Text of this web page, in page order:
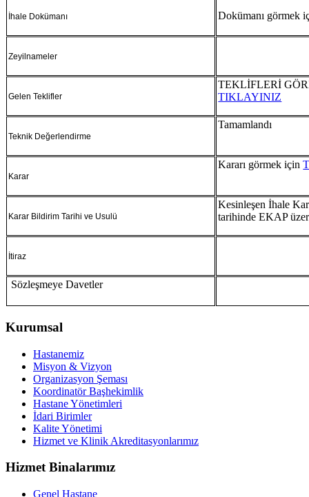
İhale Dokümanı Dokümanı görmek
Zeyilnameler
Gelen Teklifler
TEKLİFLERİ
TIKLAYINIZ
Teknik Değerlendirme
Tamamlandı
Karar
Kararı görmek için
Karar Bildirim Tarihi ve Usulü
Kesinleşen İhale
tarihinde EKAP
İtiraz
Sözleşmeye Davetler
Kurumsal
Hastanemiz
Misyon & Vizyon
Organizasyon Şeması
Koordinatör Başhekimlik
Hastane Yönetimleri
İdari Birimler
Kalite Yönetimi
Hizmet ve Klinik Akreditasyonlarımız
Hizmet Binalarımız
Genel Hastane